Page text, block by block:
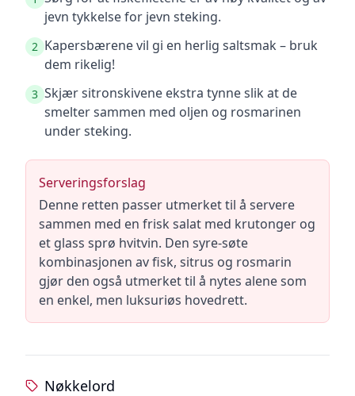
jevn tykkelse for jevn steking.
2 Kapersbærene vil gi en herlig saltsmak – bruk
dem rikelig!
3 Skjær sitronskivene ekstra tynne slik at de
smelter sammen med oljen og rosmarinen
under steking.
Serveringsforslag
Denne retten passer utmerket til å servere
sammen med en frisk salat med krutonger og
et glass sprø hvitvin. Den syre-søte
kombinasjonen av fisk, sitrus og rosmarin
gjør den også utmerket til å nytes alene som
en enkel, men luksuriøs hovedrett.
Nøkkelord